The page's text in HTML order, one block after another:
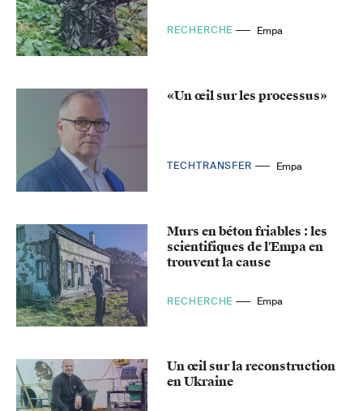
RECHERCHE Empa
«Un œil sur les processus»
TECHTRANSFER Empa
Murs en béton friables : les
scientifiques de l'Empa en
trouvent la cause
RECHERCHE Empa
Un œil sur la reconstruction
en Ukraine